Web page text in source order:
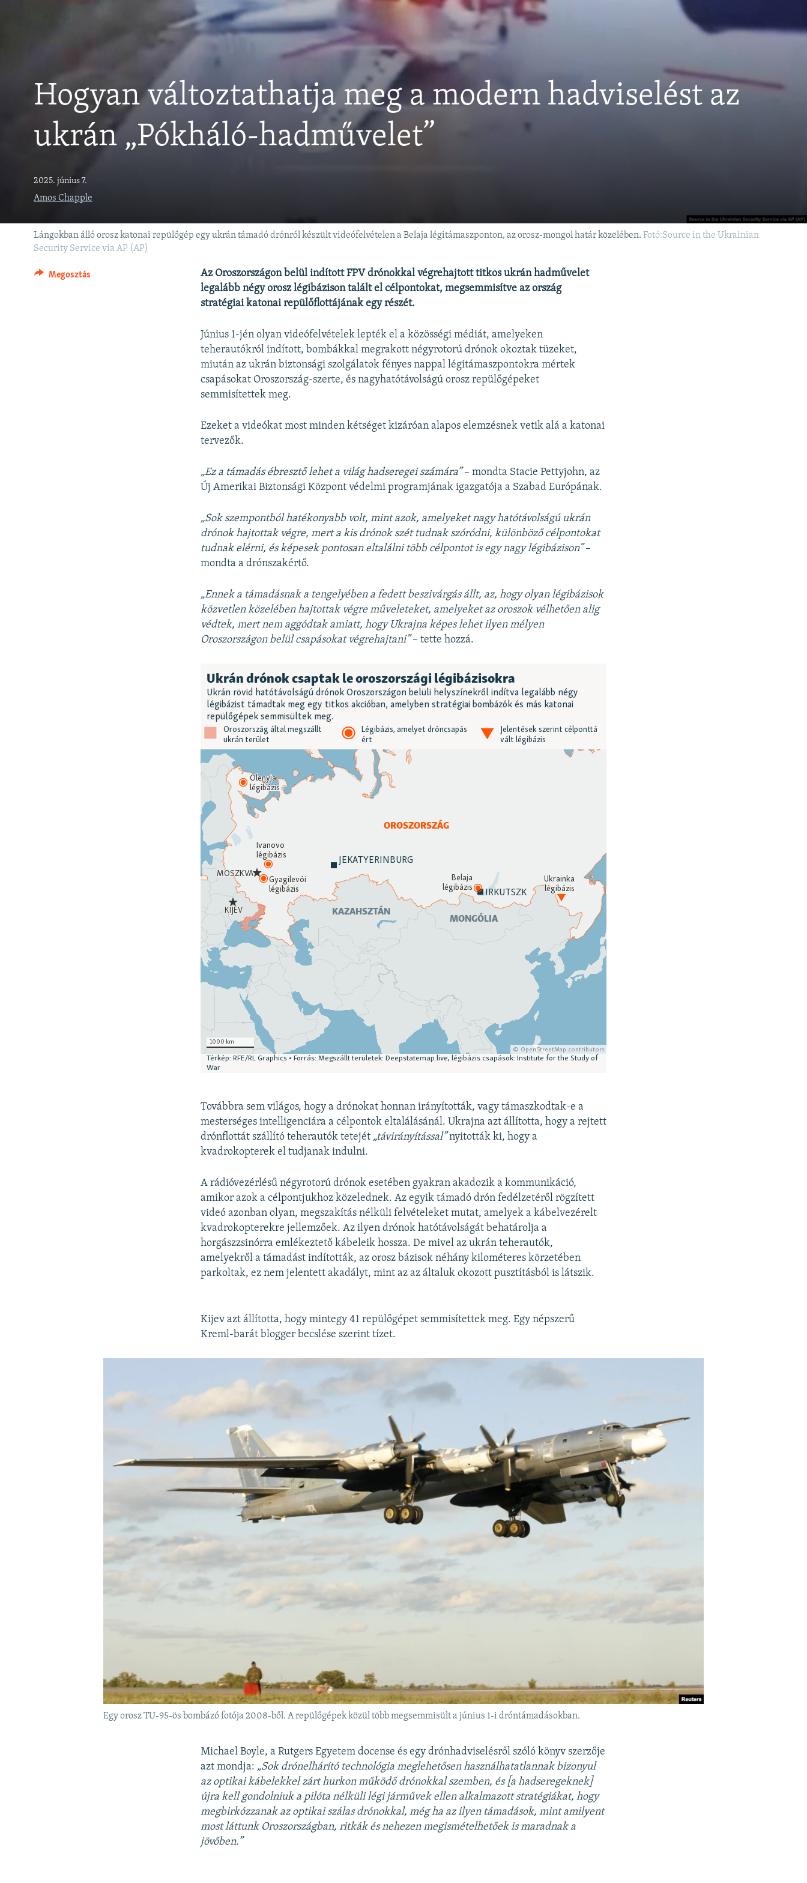
Hogyan változtathatja meg a modern hadviselést az
ukrán „Pókháló-hadművelet”
2025. június 7.
Amos Chapple
Lángokban álló orosz katonai repülőgép egy ukrán támadó drónról készült videófelvételen a Belaja légitámaszponton, az orosz-mongol határ közelében. Fotó:Source in the Ukrainian
Security Service via AP (AP)
Megosztás
Az Oroszországon belül indított FPV drónokkal végrehajtott titkos ukrán hadművelet
legalább négy orosz légibázison talált el célpontokat, megsemmisítve az ország
stratégiai katonai repülőflottájának egy részét.
Június 1-jén olyan videófelvételek lepték el a közösségi médiát, amelyeken
teherautókról indított, bombákkal megrakott négyrotorú drónok okoztak tüzeket,
miután az ukrán biztonsági szolgálatok fényes nappal légitámaszpontokra mértek
csapásokat Oroszország-szerte, és nagyhatótávolságú orosz repülőgépeket
semmisítettek meg.
Ezeket a videókat most minden kétséget kizáróan alapos elemzésnek vetik alá a katonai
tervezők.
„Ez a támadás ébresztő lehet a világ hadseregei számára”– mondta Stacie Pettyjohn, az
Új Amerikai Biztonsági Központ védelmi programjának igazgatója a Szabad Európának.
„Sok szempontból hatékonyabb volt, mint azok, amelyeket nagy hatótávolságú ukrán
drónok hajtottak végre, mert a kis drónok szét tudnak szóródni, különböző célpontokat
tudnak elérni, és képesek pontosan eltalálni több célpontot is egy nagy légibázison”–
mondta a drónszakértő.
„Ennek a támadásnak a tengelyében a fedett beszivárgás állt, az, hogy olyan légibázisok
közvetlen közelében hajtottak végre műveleteket, amelyeket az oroszok vélhetően alig
védtek, mert nem aggódtak amiatt, hogy Ukrajna képes lehet ilyen mélyen
Oroszországon belül csapásokat végrehajtani”– tette hozzá.
Továbbra sem világos, hogy a drónokat honnan irányították, vagy támaszkodtak-e a
mesterséges intelligenciára a célpontok eltalálásánál. Ukrajna azt állította, hogy a rejtett
drónflottát szállító teherautók tetejét „távirányítással”nyitották ki, hogy a
kvadrokopterek el tudjanak indulni.
A rádióvezérlésű négyrotorú drónok esetében gyakran akadozik a kommunikáció,
amikor azok a célpontjukhoz közelednek. Az egyik támadó drón fedélzetéről rögzített
videó azonban olyan, megszakítás nélküli felvételeket mutat, amelyek a kábelvezérelt
kvadrokopterekre jellemzőek. Az ilyen drónok hatótávolságát behatárolja a
horgászzsinórra emlékeztető kábeleik hossza. De mivel az ukrán teherautók,
amelyekről a támadást indították, az orosz bázisok néhány kilométeres körzetében
parkoltak, ez nem jelentett akadályt, mint az az általuk okozott pusztításból is látszik.
Kijev azt állította, hogy mintegy 41 repülőgépet semmisítettek meg. Egy népszerű
Kreml-barát blogger becslése szerint tízet.
Egy orosz TU-95-ös bombázó fotója 2008-ből. A repülőgépek közül több megsemmisült a június 1-i dróntámadásokban.
Michael Boyle, a Rutgers Egyetem docense és egy drónhadviselésről szóló könyv szerzője
azt mondja: „Sok drónelhárító technológia meglehetősen használhatatlannak bizonyul
az optikai kábelekkel zárt hurkon működő drónokkal szemben, és [a hadseregeknek]
újra kell gondolniuk a pilóta nélküli légi járművek ellen alkalmazott stratégiákat, hogy
megbirkózzanak az optikai szálas drónokkal, még ha az ilyen támadások, mint amilyent
most láttunk Oroszországban, ritkák és nehezen megismételhetőek is maradnak a
jövőben.”